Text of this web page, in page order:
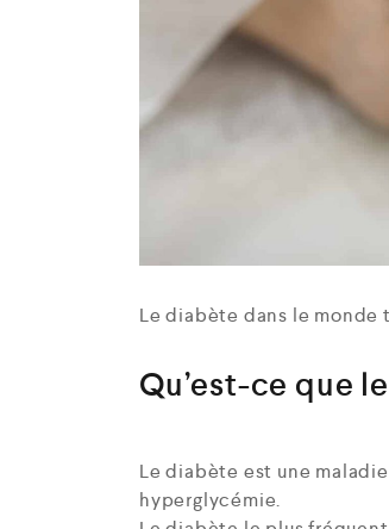
Le diabète dans le monde
Qu’est-ce que
Le diabète est une
hyperglycémie.